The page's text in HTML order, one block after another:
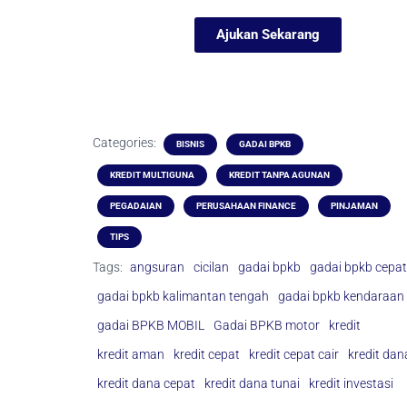
Ajukan Sekarang
Categories: BISNIS GADAI BPKB
KREDIT MULTIGUNA KREDIT TANPA AGUNAN
PEGADAIAN PERUSAHAAN FINANCE PINJAMAN
TIPS
Tags: angsuran cicilan gadai bpkb
gadai bpkb cepat
gadai bpkb kalimantan tengah
gadai bpkb kendaraan
gadai BPKB MOBIL
Gadai BPKB motor
kredit
kredit aman
kredit cepat kredit cepat cair
kredit
kredit dana cepat
kredit dana tunai
kredit investasi